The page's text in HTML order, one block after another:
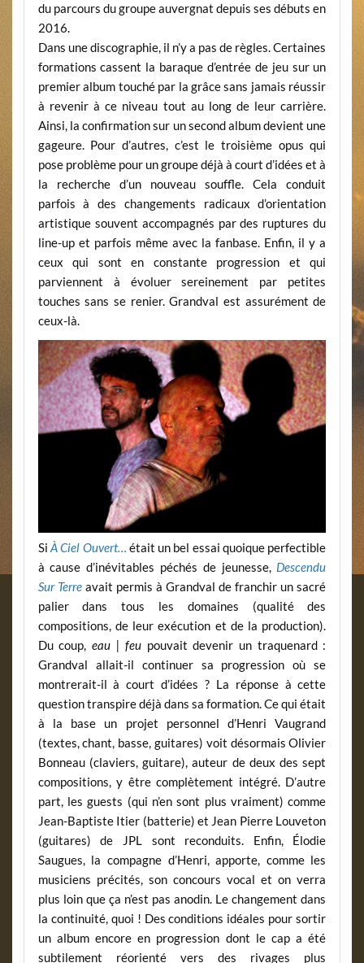
du parcours du groupe auvergnat depuis ses débuts en
2016.
Dans une discographie, il n’y a pas de règles. Certaines
formations cassent la baraque d’entrée de jeu sur un
premier album touché par la grâce sans jamais réussir
à revenir à ce niveau tout au long de leur carrière.
Ainsi, la confirmation sur un second album devient une
gageure. Pour d’autres, c’est le troisième opus qui
pose problème pour un groupe déjà à court d’idées et à
la recherche d’un nouveau souffle. Cela conduit
parfois à des changements radicaux d’orientation
artistique souvent accompagnés par des ruptures du
line-up et parfois même avec la fanbase. Enfin, il y a
ceux qui sont en constante progression et qui
parviennent à évoluer sereinement par petites
touches sans se renier. Grandval est assurément de
ceux-là.
Si À Ciel Ouvert… était un bel essai quoique perfectible
à cause d’inévitables péchés de jeunesse, Descendu
Sur Terreavait permis à Grandval de franchir un sacré
palier dans tous les domaines (qualité des
compositions, de leur exécution et de la production).
Du coup, eau | feu pouvait devenir un traquenard :
Grandval allait-il continuer sa progression où se
montrerait-il à court d’idées ? La réponse à cette
question transpire déjà dans sa formation. Ce qui était
à la base un projet personnel d’Henri Vaugrand
(textes, chant, basse, guitares) voit désormais Olivier
Bonneau (claviers, guitare), auteur de deux des sept
compositions, y être complètement intégré. D’autre
part, les guests (qui n’en sont plus vraiment) comme
Jean-Baptiste Itier (batterie) et Jean Pierre Louveton
(guitares) de JPL sont reconduits. Enfin, Élodie
Saugues, la compagne d’Henri, apporte, comme les
musiciens précités, son concours vocal et on verra
plus loin que ça n’est pas anodin. Le changement dans
la continuité, quoi ! Des conditions idéales pour sortir
un album encore en progression dont le cap a été
subtilement réorienté vers des rivages plus